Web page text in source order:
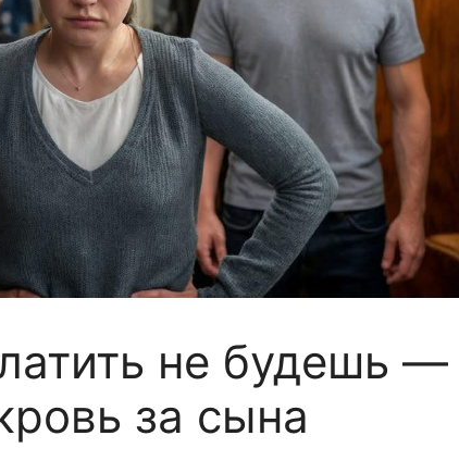
не будешь —
за сына